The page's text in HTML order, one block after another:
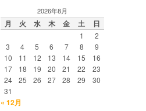
2026年8月
月 火 水 木 金 土 日
1
2
3
4 5 6 7 8
9
10
11 12 13 14 15
16
17
18 19 20 21 22
23
24
25 26 27 28 29
30
31
« 12月